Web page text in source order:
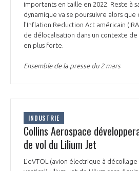
importants en taille en 2022. Reste à
dynamique va se poursuivre alors
l'Inflation Reduction Act américain
de délocalisation dans un contexte
en plus forte.
Ensemble de la presse du 2 mars
INDUSTRIE
Collins Aerospace
de vol du Lilium Jet
L’eVTOL (avion électrique à